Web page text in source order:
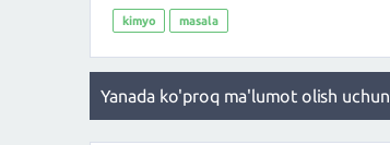
kimyo masala
Yanada ko'proq ma'lumot olish uchun